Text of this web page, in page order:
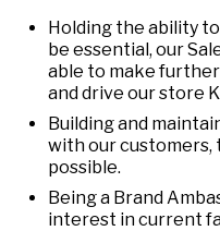
Holding the ability
be essential, our
able to make
and drive our store
Building and
with our customers,
possible.
Being a Brand
interest in current